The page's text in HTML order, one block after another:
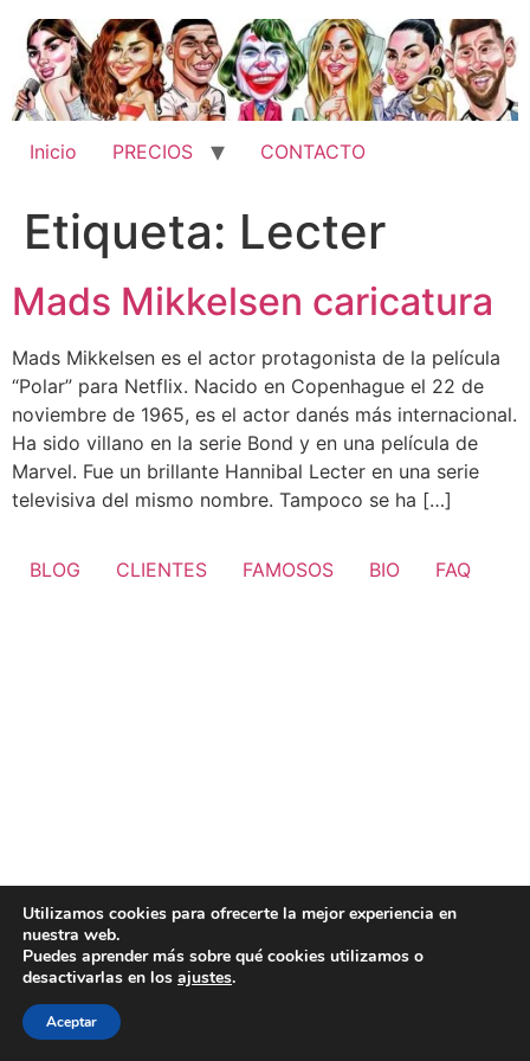
contenido
Inicio PRECIOS CONTACTO
Etiqueta: Lecter
Mads Mikkelsen caricatura
Mads Mikkelsen es el actor protagonista de la película
“Polar” para Netflix. Nacido en Copenhague el 22 de
noviembre de 1965, es el actor danés más internacional.
Ha sido villano en la serie Bond y en una película de
Marvel. Fue un brillante Hannibal Lecter en una serie
televisiva del mismo nombre. Tampoco se ha […]
BLOG CLIENTES FAMOSOS BIO FAQ
Utilizamos cookies para ofrecerte la mejor experiencia en
nuestra web.
Puedes aprender más sobre qué cookies utilizamos o
desactivarlas en los ajustes.
Aceptar